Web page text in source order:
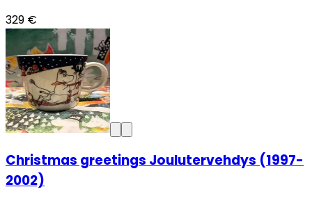
329 €
Christmas greetings Joulutervehdys (1997-
2002)